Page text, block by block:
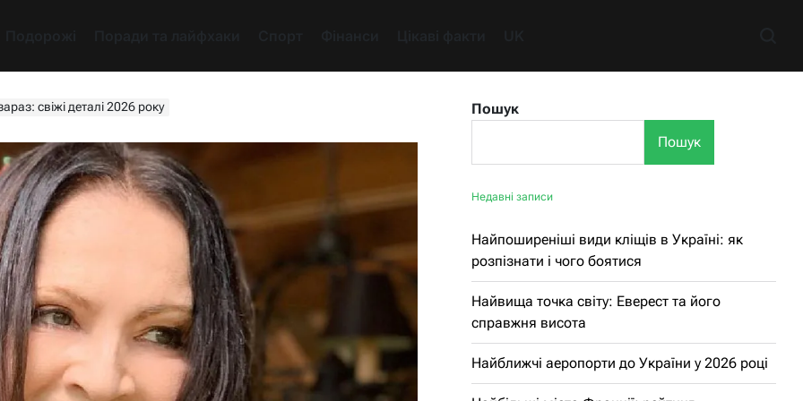
свіжі деталі 2026 року
Пошук
Пошук
Недавні записи
Найпоширеніші види кліщів в Україні: як
розпізнати і чого боятися
Найвища точка світу: Еверест та його
справжня висота
Найближчі аеропорти до України у 2026 році